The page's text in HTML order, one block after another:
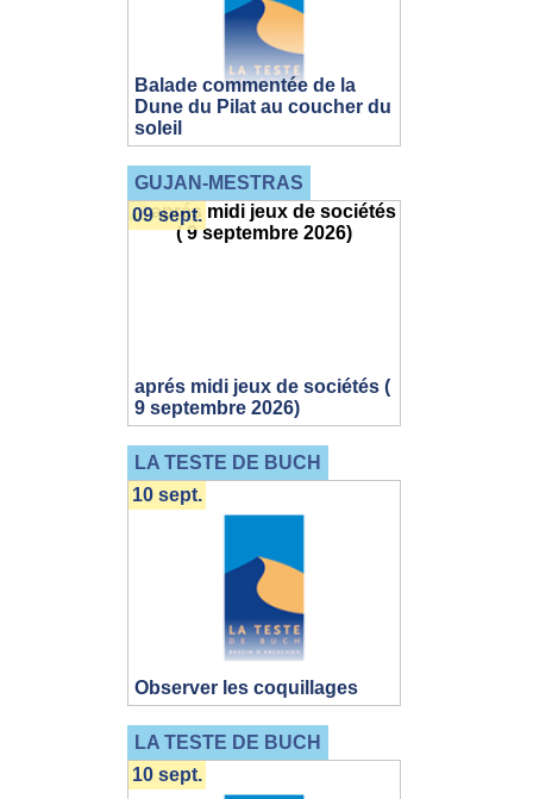
Balade commentée de la
Dune du Pilat au coucher du
soleil
GUJAN-MESTRAS
aprés midi jeux de sociétés (
9 septembre 2026)
09 sept.
LA TESTE DE BUCH
Observer les coquillages
10 sept.
LA TESTE DE BUCH
10 sept.